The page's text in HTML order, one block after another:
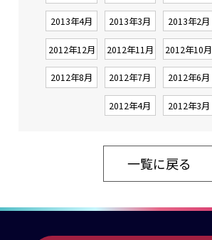
2013年4月 2013年3月 2013年2月
2012年12月 2012年11月 2012年10月
2012年8月 2012年7月 2012年6月
2012年4月 2012年3月
一覧に戻る